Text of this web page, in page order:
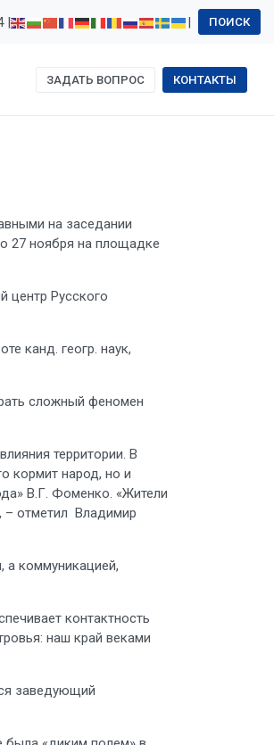
| | ПОИСК
ЗАДАТЬ ВОПРОС КОНТАКТЫ
на заседании
27 ноября на площадке
центр Русского
канд. геогр. наук,
сложный феномен
территории. В
кормит народ, но и
В.Г. Фоменко. «Жители
– отметил Владимир
а коммуникацией,
контактность
наш край веками
заведующий